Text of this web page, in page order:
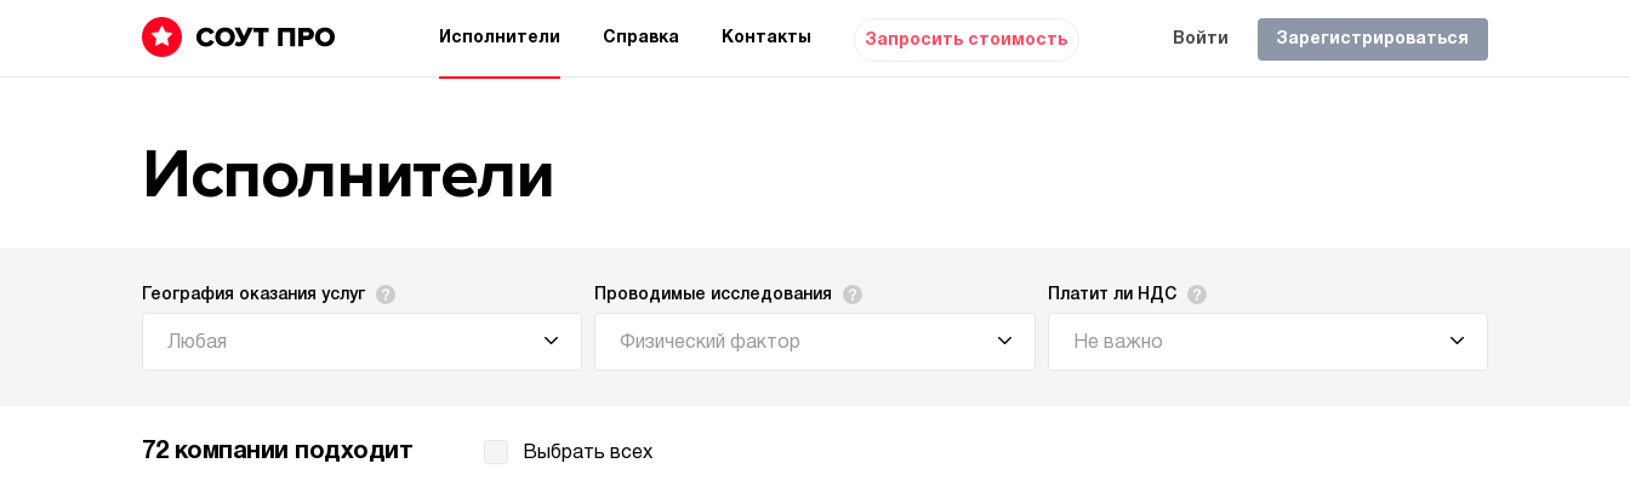
Исполнители Справка Контакты Запросить стоимость Войти Зарегистрироваться
Исполнители
География оказания услуг
Любая
Проводимые исследования
Физический фактор
Платит ли НДС
Не важно
72 компании подходит Выбрать всех